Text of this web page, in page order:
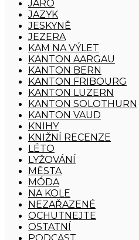
JARO
JAZYK
JESKYNĚ
JEZERA
KAM NA VÝLET
KANTON AARGAU
KANTON BERN
KANTON FRIBOURG
KANTON LUZERN
KANTON SOLOTHURN
KANTON VAUD
KNIHY
KNIŽNÍ RECENZE
LÉTO
LYŽOVÁNÍ
MĚSTA
MÓDA
NA KOLE
NEZAŘAZENÉ
OCHUTNEJTE
OSTATNÍ